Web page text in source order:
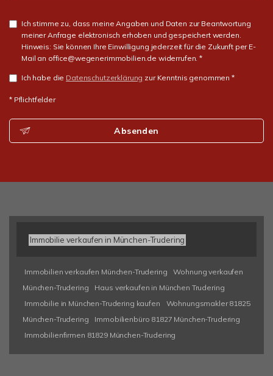
Ich stimme zu, dass meine Angaben und Daten zur Beantwortung
meiner Anfrage elektronisch erhoben und gespeichert werden.
Hinweis: Sie können Ihre Einwilligung jederzeit für die Zukunft per E-
Mail an office@wegenerimmobilien.de widerrufen. *
Ich habe die Datenschutzerklärung zur Kenntnis genommen *
* Pflichtfelder
Absenden
Immobilie verkaufen in München-Trudering
Immobilien verkaufen München-Trudering
Wohnung verkaufen
München-Trudering
Haus verkaufen in München Trudering
Immobilie in München-Trudering kaufen
Wohnungsmakler 81825
München-Trudering
Immobilienbüro 81827 München-Trudering
Immobilienfirmen 81829 München-Trudering